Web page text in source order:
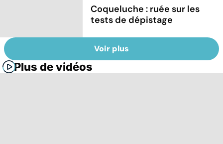
Coqueluche : ruée sur les
tests de dépistage
Voir plus
Plus de vidéos